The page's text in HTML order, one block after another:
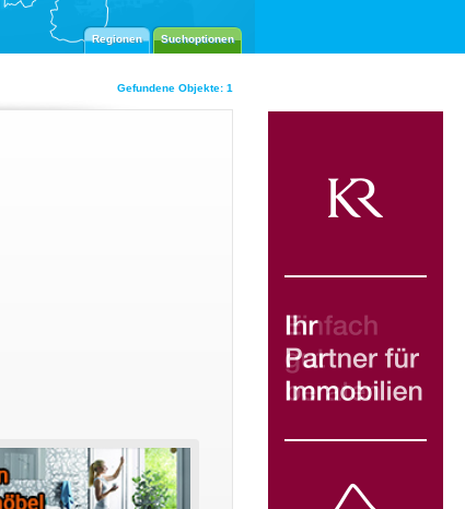
Suchoptionen
Regionen
Gefundene Objekte: 1